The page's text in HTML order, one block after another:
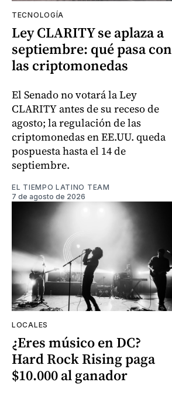
TECNOLOGÍA
Ley CLARITY se aplaza a
septiembre: qué pasa con
las criptomonedas
El Senado no votará la Ley
CLARITY antes de su receso de
agosto; la regulación de las
criptomonedas en EE.UU. queda
pospuesta hasta el 14 de
septiembre.
EL TIEMPO LATINO TEAM
7 de agosto de 2026
LOCALES
¿Eres músico en DC?
Hard Rock Rising paga
$10.000 al ganador